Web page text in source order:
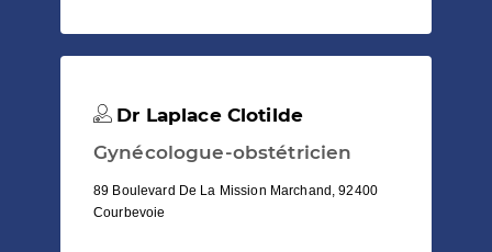
Dr Laplace Clotilde
Gynécologue-obstétricien
89 Boulevard De La Mission Marchand, 92400
Courbevoie